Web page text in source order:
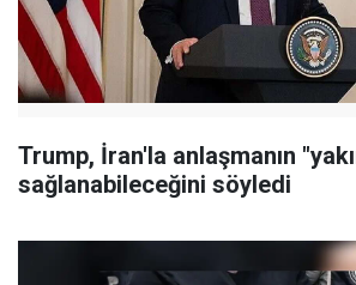
Trump, İran'la anlaşmanın
sağlanabileceğini söyledi